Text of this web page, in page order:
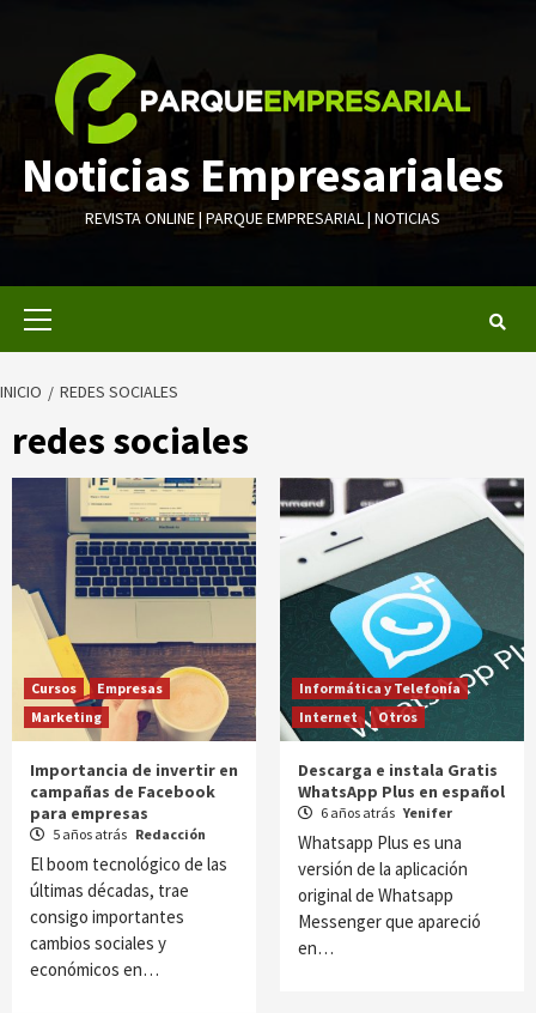
contenido
Noticias Empresariales
REVISTA ONLINE | PARQUE EMPRESARIAL | NOTICIAS
INICIO REDES SOCIALES
redes sociales
Cursos
Empresas
Marketing
Importancia de invertir en
campañas de Facebook
para empresas
5 años atrás Redacción
El boom tecnológico de las
últimas décadas, trae
consigo importantes
cambios sociales y
económicos en…
Informática y Telefonía
Internet
Otros
Descarga e instala Gratis
WhatsApp Plus en español
6 años atrás Yenifer
Whatsapp Plus es una
versión de la aplicación
original de Whatsapp
Messenger que apareció
en…